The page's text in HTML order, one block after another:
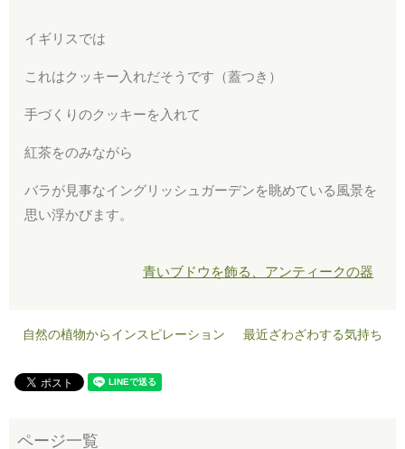
イギリスでは
これはクッキー入れだそうです（蓋つき）
手づくりのクッキーを入れて
紅茶をのみながら
バラが見事なイングリッシュガーデンを眺めている風景を
思い浮かびます。
青いブドウを飾る、アンティークの器
自然の植物からインスピレーション 最近ざわざわする気持ち